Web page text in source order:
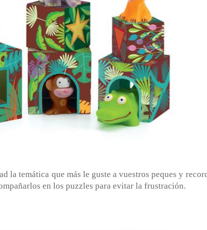
la temática que más le guste a vuestros peques y
en los puzzles para evitar la frustración.